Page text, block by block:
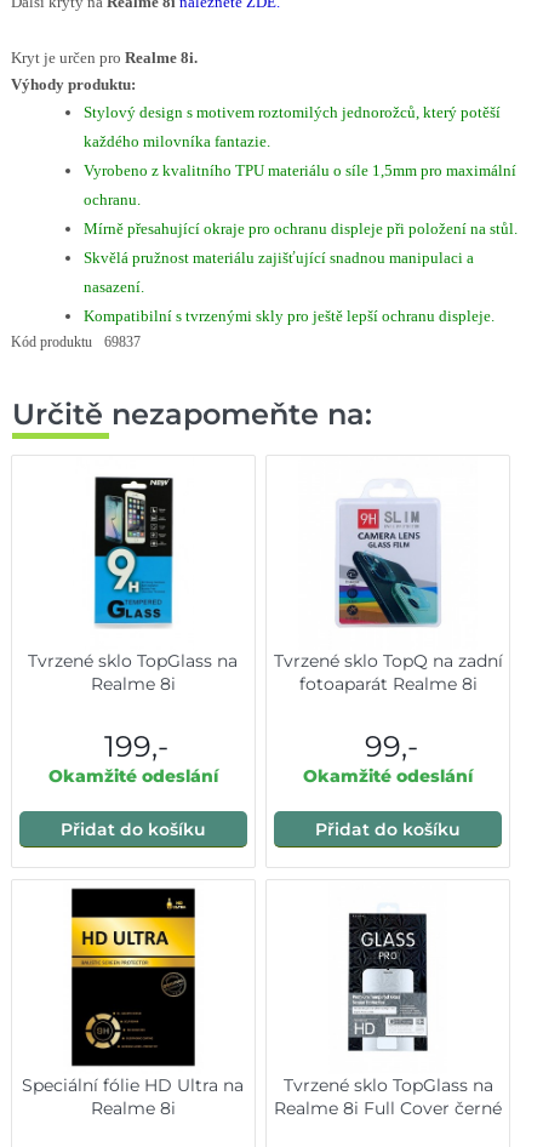
Kryt je určen pro Realme 8i.
Výhody produktu:
Stylový design s motivem roztomilých jednorožců, který potěší
každého milovníka fantazie.
Vyrobeno z kvalitního TPU materiálu o síle 1,5mm pro maximální
ochranu.
Mírně přesahující okraje pro ochranu displeje při položení na stůl.
Skvělá pružnost materiálu zajišťující snadnou manipulaci a
nasazení.
Kompatibilní s tvrzenými skly pro ještě lepší ochranu displeje.
Kód produktu 69837
Určitě nezapomeňte na:
Tvrzené sklo TopGlass na
Realme 8i
199,-
Okamžité odeslání
Přidat do košíku
Tvrzené sklo TopQ na zadní
fotoaparát Realme 8i
99,-
Okamžité odeslání
Přidat do košíku
Speciální fólie HD Ultra na
Realme 8i
Tvrzené sklo TopGlass na
Realme 8i Full Cover černé